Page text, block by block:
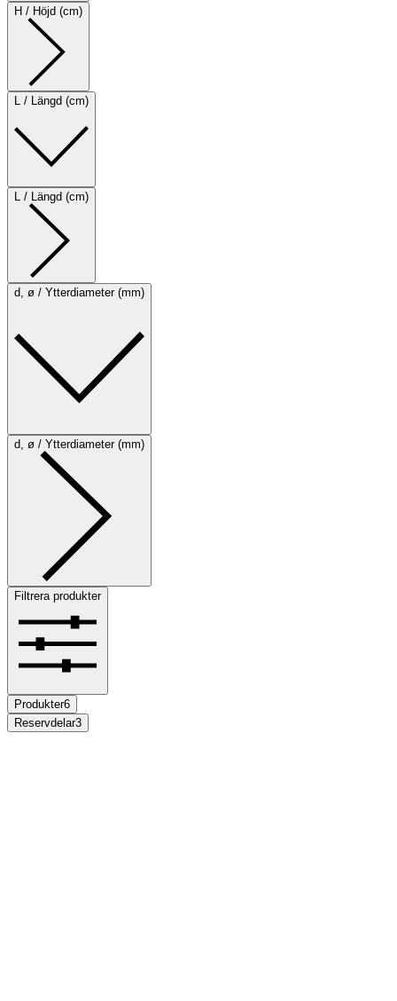
H / Höjd (cm)
L / Längd (cm)
L / Längd (cm)
d, ø / Ytterdiameter (mm)
d, ø / Ytterdiameter (mm)
Filtrera produkter
Produkter6
Reservdelar3